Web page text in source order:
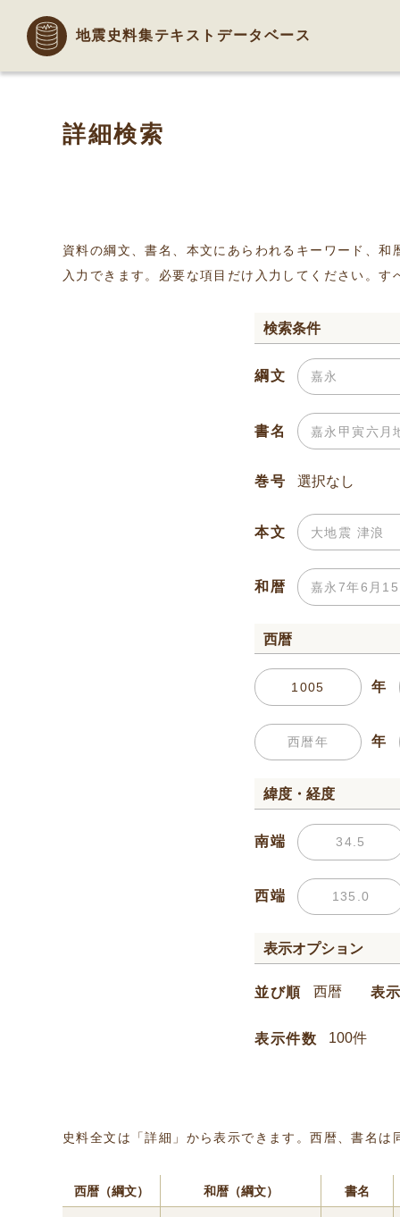
地震史料集テキストデータベース
詳細検索
資料の綱文、書名、本文にあらわれるキーワード、
入力できます。必要な項目だけ入力してください。
検索条件
綱文
書名
巻号
本文
和暦
西暦
年
年
緯度・経度
南端
西端
表示オプション
並び順 表
表示件数
史料全文は「詳細」から表示できます。西暦、書名
西暦（綱文） 和暦（綱文） 書名